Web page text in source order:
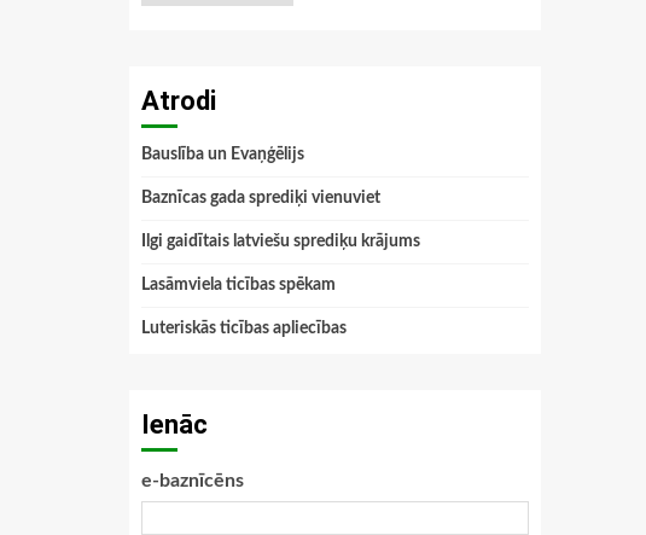
Atrodi
Bauslība un Evaņģēlijs
Baznīcas gada sprediķi vienuviet
Ilgi gaidītais latviešu sprediķu krājums
Lasāmviela ticības spēkam
Luteriskās ticības apliecības
Ienāc
e-baznīcēns